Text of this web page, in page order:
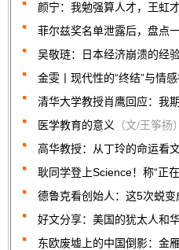
颜宁：我勉强算人才，王虹
菲尔兹奖名单泄露后，盘点
吴敬琏：日本经济崩溃的经
金雯丨现代性的“终结”与情
清华大学教授肖鹰回应：我
医学教育的意义
（文/王筝扬）
高华教授：从丁玲的命运看
耿同学登上Science！称“正
德鲁克看创始人：这5次蜕
好文分享：美国的犹太人和
东欧废墟上的中国倒影：金